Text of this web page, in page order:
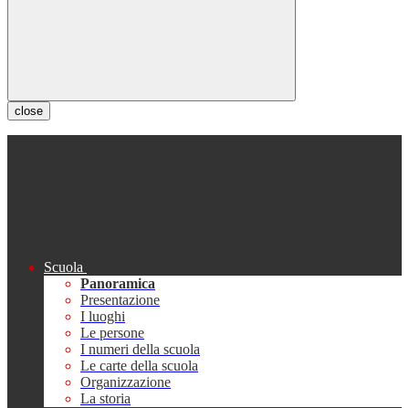
close
Scuola
Panoramica
Presentazione
I luoghi
Le persone
I numeri della scuola
Le carte della scuola
Organizzazione
La storia